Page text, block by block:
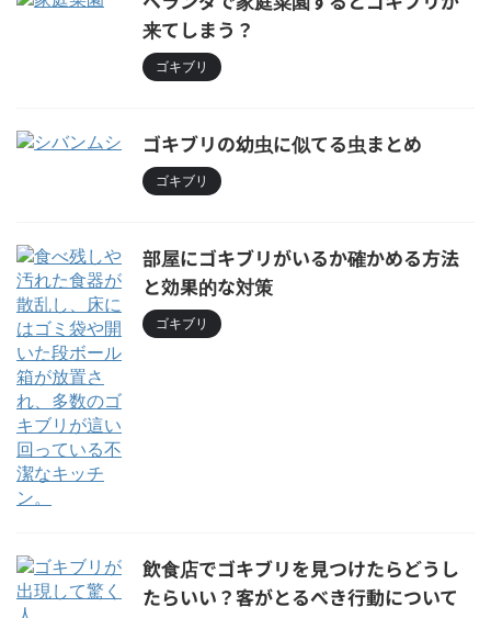
来てしまう？
ゴキブリ
ゴキブリの幼虫に似てる虫まとめ
ゴキブリ
部屋にゴキブリがいるか確かめる方法
と効果的な対策
ゴキブリ
飲食店でゴキブリを見つけたらどうし
たらいい？客がとるべき行動について